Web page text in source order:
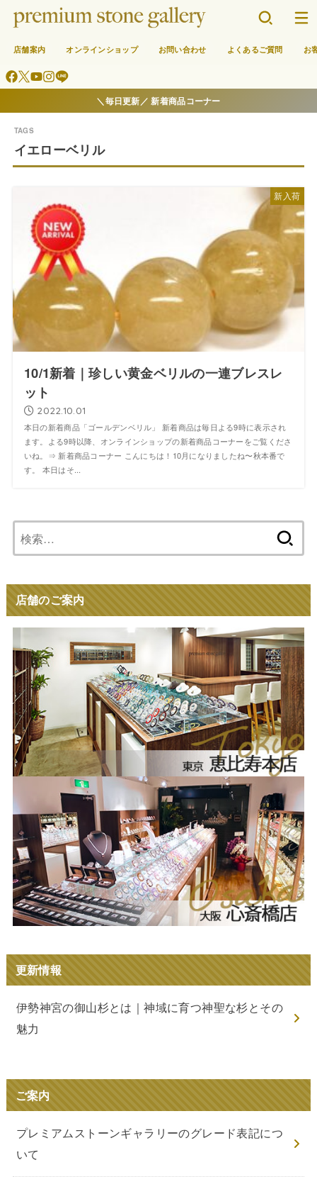
店舗案内 オンラインショップ お問い合わせ よくあるご質問 お
＼毎日更新／ 新着商品コーナー
イエローベリル
新入荷
10/1新着｜珍しい黄金ベリルの一連ブレスレ
ット
2022.10.01
本日の新着商品「ゴールデンベリル」 新着商品は毎日よる9時に表示され
ます。よる9時以降、オンラインショップの新着商品コーナーをご覧くださ
いね。⇒ 新着商品コーナー こんにちは！10月になりましたね〜秋本番で
す。 本日はそ...
索:
店舗のご案内
更新情報
伊勢神宮の御山杉とは｜神域に育つ神聖な杉とその
魅力
ご案内
プレミアムストーンギャラリーのグレード表記につ
いて